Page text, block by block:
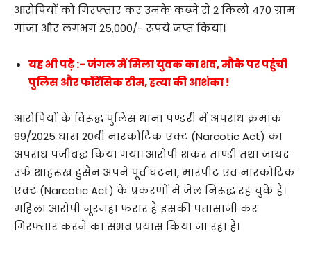
आरोपियों को गिरफ्तार कर उनके कब्जे से 2 किलो 470 ग्राम
गांजा और लगभग 25,000/- रूपये जप्त किया।
यह भी पढ़े :- जंगल में मिला युवक का शव, मौके पर पहुंची
पुलिस और फॉरेंसिक टीम, हत्या की आशंका !
आरोपियों के विरूद्ध पुलिस थाना पण्डरी में अपराध क्रमांक
99/2025 धारा 20बी नारकोटिक एक्ट (Narcotic Act) का
अपराध पंजीबद्ध किया गया। आरोपी शंकर ताण्डी तथा जायद
उर्फ शाहरूख हुसैन अपने पूर्व घटना, मारपीट एवं नारकोटिक
एक्ट (Narcotic Act) के प्रकरणों में जेल निरूद्ध रह चुके है।
महिला आरोपी नूरजहां फरार है इसकी पतासाजी कर
गिरफ्तार करने का संभव प्रयास किया जा रहा है।